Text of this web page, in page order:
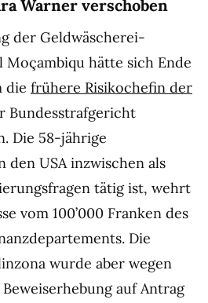
Warner verschoben
der Geldwäscherei-
hätte sich Ende
die frühere Risikochefin der
Bundesstrafgericht
Die 58-jährige
den USA inzwischen als
tätig ist, wehrt
vom 100’000 Franken des
Die
wurde aber wegen
auf Antrag